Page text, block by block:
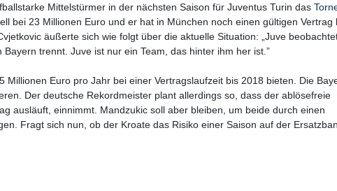
Mittelstürmer in der nächsten Saison für Juventus Turin das
bei 23 Millionen Euro und er hat in München noch einen gültigen Vertrag
äußerte sich wie folgt über die aktuelle Situation: „Juve
trennt. Juve ist nur ein Team, das hinter ihm her ist.”
Euro pro Jahr bei einer Vertragslaufzeit bis 2018 bieten. Die
Der deutsche Rekordmeister plant allerdings so, dass der ablösefreie
ausläuft, einnimmt. Mandzukic soll aber bleiben, um beide durch einen
Fragt sich nun, ob der Kroate das Risiko einer Saison auf der